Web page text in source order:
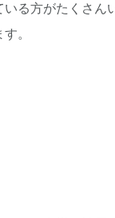
いる方がたくさん
。